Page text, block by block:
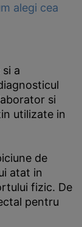
alegi cea
a
si
utilizate in
de
atat in
fizic. De
pentru